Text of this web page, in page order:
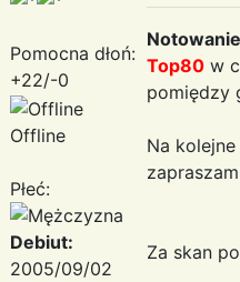
Pomocna dłoń:
+22/-0
Offline
Płeć:
Debiut:
2005/09/02
Notowanie
Top80 w
pomiędzy
Na kolejne
Za skan